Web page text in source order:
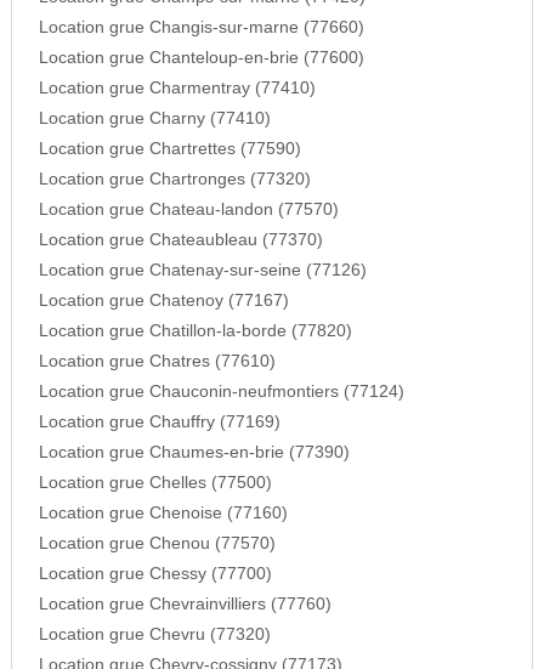
Location grue Changis-sur-marne (77660)
Location grue Chanteloup-en-brie (77600)
Location grue Charmentray (77410)
Location grue Charny (77410)
Location grue Chartrettes (77590)
Location grue Chartronges (77320)
Location grue Chateau-landon (77570)
Location grue Chateaubleau (77370)
Location grue Chatenay-sur-seine (77126)
Location grue Chatenoy (77167)
Location grue Chatillon-la-borde (77820)
Location grue Chatres (77610)
Location grue Chauconin-neufmontiers (77124)
Location grue Chauffry (77169)
Location grue Chaumes-en-brie (77390)
Location grue Chelles (77500)
Location grue Chenoise (77160)
Location grue Chenou (77570)
Location grue Chessy (77700)
Location grue Chevrainvilliers (77760)
Location grue Chevru (77320)
Location grue Chevry-cossigny (77173)